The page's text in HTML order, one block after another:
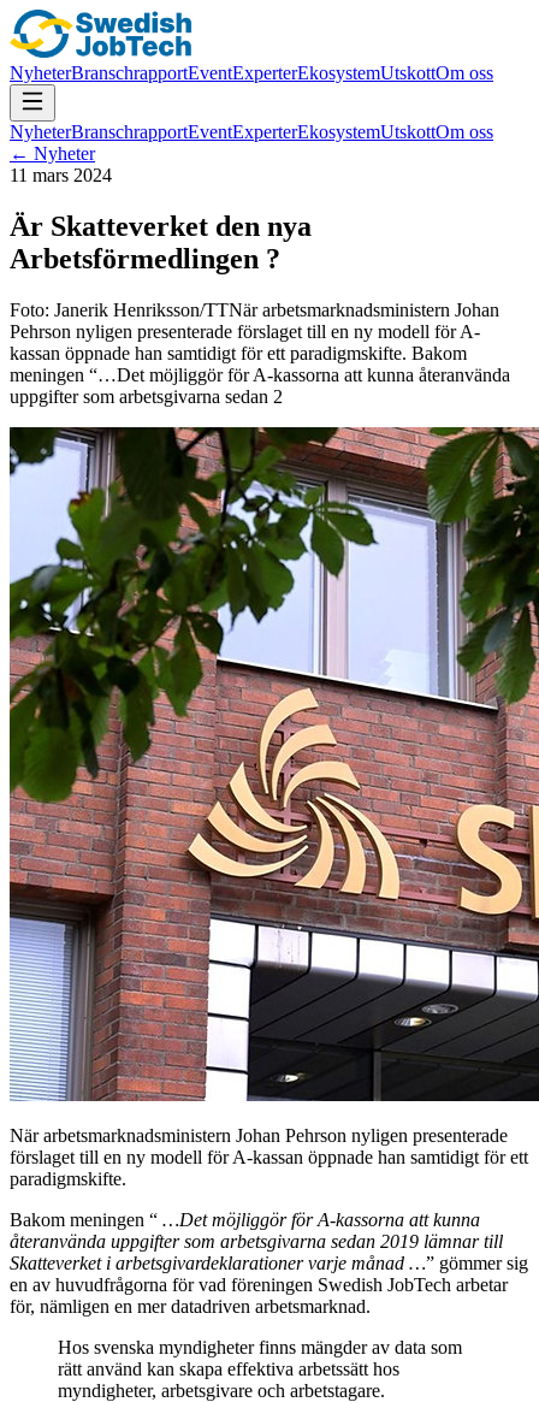
NyheterBranschrapportEventExperterEkosystemUtskottOm oss
NyheterBranschrapportEventExperterEkosystemUtskottOm oss
← Nyheter
11 mars 2024
Är Skatteverket den nya
Arbetsförmedlingen ?
Foto: Janerik Henriksson/TTNär arbetsmarknadsministern Johan
Pehrson nyligen presenterade förslaget till en ny modell för A-
kassan öppnade han samtidigt för ett paradigmskifte. Bakom
meningen “…Det möjliggör för A-kassorna att kunna återanvända
uppgifter som arbetsgivarna sedan 2
När arbetsmarknadsministern Johan Pehrson nyligen presenterade
förslaget till en ny modell för A-kassan öppnade han samtidigt för ett
paradigmskifte.
Bakom meningen “ …Det möjliggör för A-kassorna att kunna
återanvända uppgifter som arbetsgivarna sedan 2019 lämnar till
Skatteverket i arbetsgivardeklarationer varje månad …” gömmer sig
en av huvudfrågorna för vad föreningen Swedish JobTech arbetar
för, nämligen en mer datadriven arbetsmarknad.
Hos svenska myndigheter finns mängder av data som
rätt använd kan skapa effektiva arbetssätt hos
myndigheter, arbetsgivare och arbetstagare.